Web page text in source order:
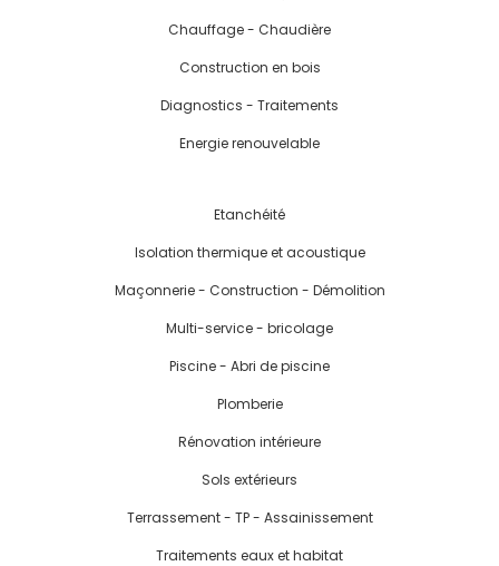
Chauffage - Chaudière
Construction en bois
Diagnostics - Traitements
Energie renouvelable
Etanchéité
Isolation thermique et acoustique
Maçonnerie - Construction - Démolition
Multi-service - bricolage
Piscine - Abri de piscine
Plomberie
Rénovation intérieure
Sols extérieurs
Terrassement - TP - Assainissement
Traitements eaux et habitat